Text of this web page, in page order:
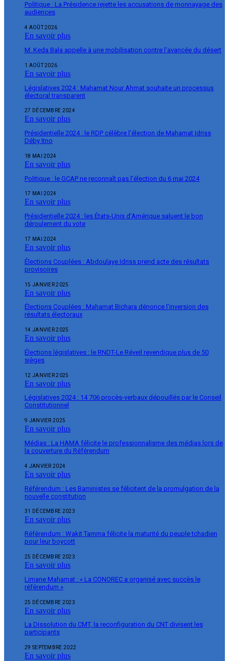
Politique : La Présidence rejette les accusations de monnayage des
audiences
4 AOÛT 2026
En savoir plus
M. Keda Bala appelle à une mobilisation contre l’avancée du désert
1 AOÛT 2026
En savoir plus
Législatives 2024 : Mahamat Nour Ahmat souhaite un processus
électoral transparent
27 DÉCEMBRE 2024
En savoir plus
Présidentielle 2024 : le RDP célèbre l’élection de Mahamat Idriss
Déby Itno
18 MAI 2024
En savoir plus
Politique : le GCAP ne reconnaît pas l’élection du 6 mai 2024
17 MAI 2024
En savoir plus
Présidentielle 2024 : les États-Unis d’Amérique saluent le bon
déroulement du vote
17 MAI 2024
En savoir plus
Élections Couplées : Abdoulaye Idriss prend acte des résultats
provisoires
15 JANVIER 2025
En savoir plus
Élections Couplées : Mahamat Bichara dénonce l’inversion des
résultats électoraux
14 JANVIER 2025
En savoir plus
Élections législatives : le RNDT-Le Réveil revendique plus de 50
sièges
12 JANVIER 2025
En savoir plus
Législatives 2024 : 14 706 procès-verbaux dépouillés par le Conseil
Constitutionnel
9 JANVIER 2025
En savoir plus
Médias : La HAMA félicite le professionnalisme des médias lors de
la couverture du Référendum
4 JANVIER 2024
En savoir plus
Référendum : Les Baministes se félicitent de la promulgation de la
nouvelle constitution
31 DÉCEMBRE 2023
En savoir plus
Référendum : Wakit Tamma félicite la maturité du peuple tchadien
pour leur boycott
25 DÉCEMBRE 2023
En savoir plus
Limane Mahamat : « La CONOREC a organisé avec succès le
référendum »
25 DÉCEMBRE 2023
En savoir plus
La Dissolution du CMT, la reconfiguration du CNT divisent les
participants
29 SEPTEMBRE 2022
En savoir plus